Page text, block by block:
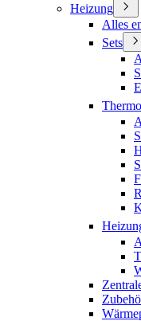
Heizung
Alles
Sets